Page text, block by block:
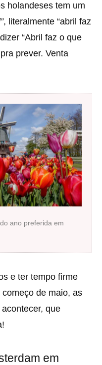
holandeses tem um
, literalmente “abril faz
“Abril faz o que
prever. Venta
ano preferida em
e ter tempo firme
de maio, as
que
em